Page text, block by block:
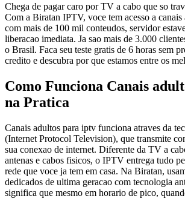
Chega de pagar caro por TV a cabo que so
Com a Biratan IPTV, voce tem acesso a
com mais de 100 mil conteudos, servidor
liberacao imediata. Ja sao mais de 3.000
o Brasil. Faca seu teste gratis de 6 horas sem
credito e descubra por que estamos entre os
Como Funciona Canais
na Pratica
Canais adultos para iptv funciona atraves da
(Internet Protocol Television), que transmite
sua conexao de internet. Diferente da TV a
antenas e cabos fisicos, o IPTV entrega tudo
rede que voce ja tem em casa. Na Biratan,
dedicados de ultima geracao com tecnologia
significa que mesmo em horario de pico,